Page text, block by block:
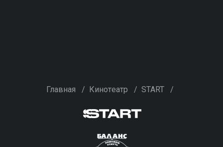
Главная / Кинотеатр / START /